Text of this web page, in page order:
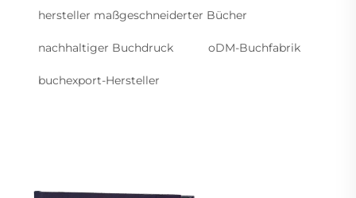
hersteller maßgeschneiderter Bücher
nachhaltiger Buchdruck oDM-Buchfabrik
buchexport-Hersteller